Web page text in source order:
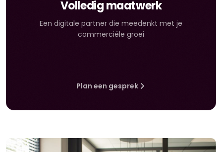
Volledig maatwerk
Een digitale partner die meedenkt met je
commerciële groei
Plan een gesprek